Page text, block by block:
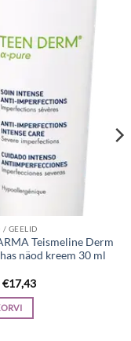
/ GEELID
Teismeline Derm
näod kreem 30 ml
Algne
hind
oli:
€20,51.
€17,43Current